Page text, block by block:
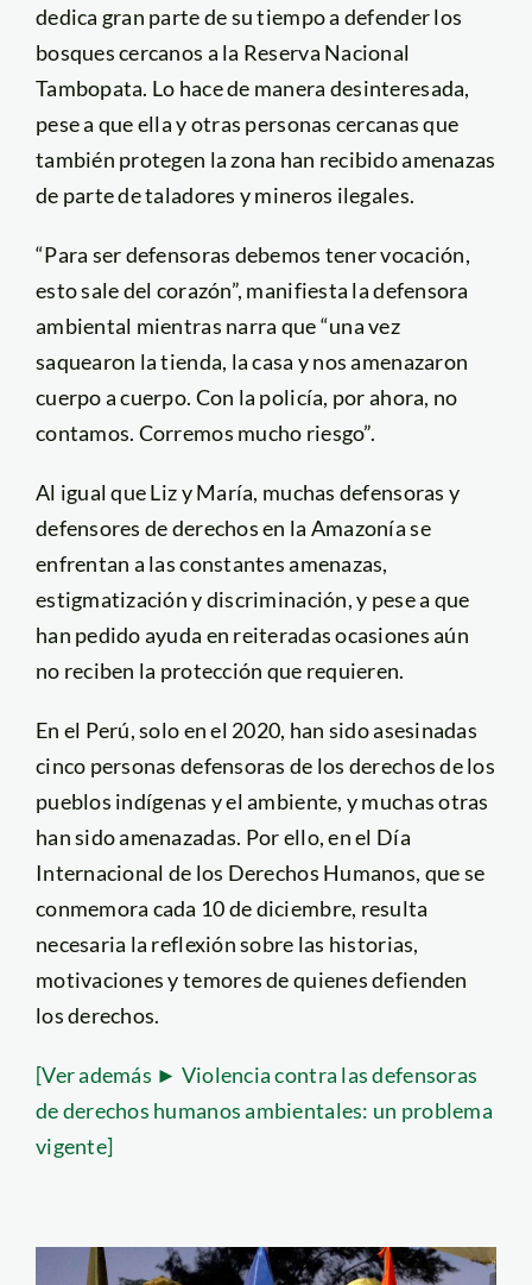
dedica gran parte de su tiempo a defender los
bosques cercanos a la Reserva Nacional
Tambopata. Lo hace de manera desinteresada,
pese a que ella y otras personas cercanas que
también protegen la zona han recibido amenazas
de parte de taladores y mineros ilegales.
“Para ser defensoras debemos tener vocación,
esto sale del corazón”, manifiesta la defensora
ambiental mientras narra que “una vez
saquearon la tienda, la casa y nos amenazaron
cuerpo a cuerpo. Con la policía, por ahora, no
contamos. Corremos mucho riesgo”.
Al igual que Liz y María, muchas defensoras y
defensores de derechos en la Amazonía se
enfrentan a las constantes amenazas,
estigmatización y discriminación, y pese a que
han pedido ayuda en reiteradas ocasiones aún
no reciben la protección que requieren.
En el Perú, solo en el 2020, han sido asesinadas
cinco personas defensoras de los derechos de los
pueblos indígenas y el ambiente, y muchas otras
han sido amenazadas. Por ello, en el Día
Internacional de los Derechos Humanos, que se
conmemora cada 10 de diciembre, resulta
necesaria la reflexión sobre las historias,
motivaciones y temores de quienes defienden
los derechos.
[Ver además ► Violencia contra las defensoras
de derechos humanos ambientales: un problema
vigente]